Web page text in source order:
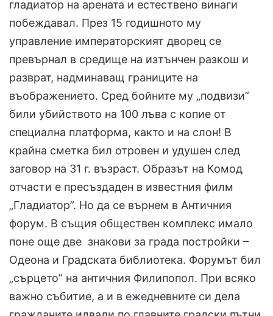
гладиатор на арената и естествено винаги
побеждавал. През 15 годишното му
управление императорският дворец се
превърнал в средище на изтънчен разкош и
разврат, надминаващ границите на
въображението. Сред бойните му „подвизи”
били убийството на 100 лъва с копие от
специална платформа, както и на слон! В
крайна сметка бил отровен и удушен след
заговор на 31 г. възраст. Образът на Комод
отчасти е пресъздаден в известния филм
„Гладиатор”. Но да се върнем в Античния
форум. В същия обществен комплекс имало
поне още две знакови за града постройки –
Одеона и Градската библиотека. Форумът бил
„сърцето” на античния Филипопол. При всяко
важно събитие, а и в ежедневните си дела